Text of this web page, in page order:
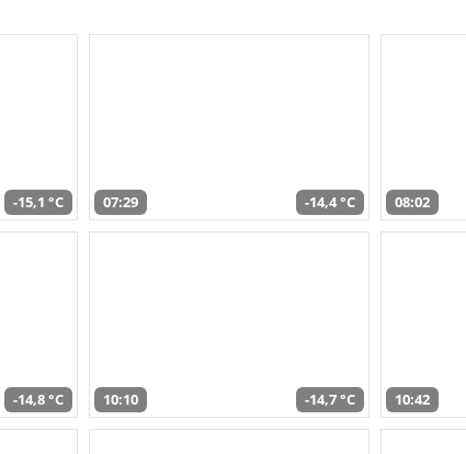
-15,1 °C 07:29 -14,4 °C 08:02
-14,8 °C 10:10 -14,7 °C 10:42